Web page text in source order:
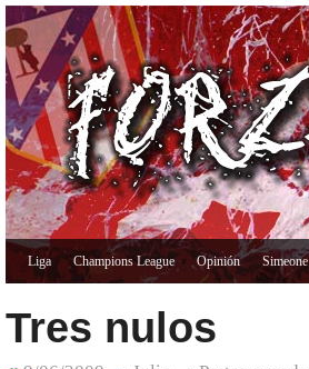
Liga Champions League Opinión Simeone
Tres nulos